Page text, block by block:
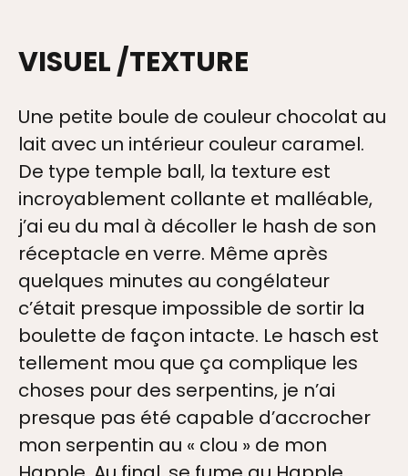
VISUEL /TEXTURE
Une petite boule de couleur chocolat au
lait avec un intérieur couleur caramel.
De type temple ball, la texture est
incroyablement collante et malléable,
j’ai eu du mal à décoller le hash de son
réceptacle en verre. Même après
quelques minutes au congélateur
c’était presque impossible de sortir la
boulette de façon intacte. Le hasch est
tellement mou que ça complique les
choses pour des serpentins, je n’ai
presque pas été capable d’accrocher
mon serpentin au « clou » de mon